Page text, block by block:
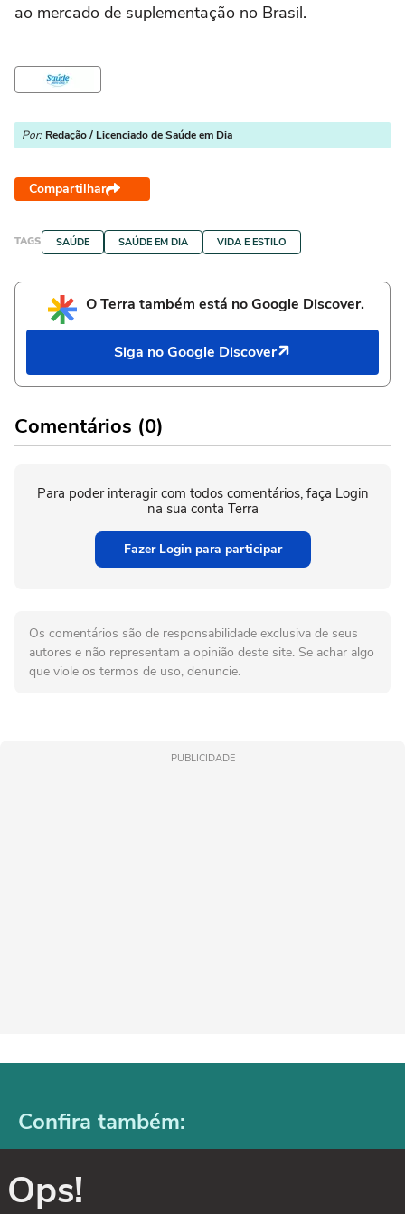
ao mercado de suplementação no Brasil.
Por: Redação / Licenciado de Saúde em Dia
Compartilhar
TAGS SAÚDE SAÚDE EM DIA VIDA E ESTILO
O Terra também está no Google Discover.
Siga no Google Discover
Comentários (0)
Para poder interagir com todos comentários, faça Login
na sua conta Terra
Fazer Login para participar
Os comentários são de responsabilidade exclusiva de seus
autores e não representam a opinião deste site. Se achar algo
que viole os termos de uso, denuncie.
PUBLICIDADE
Confira também:
Ops!